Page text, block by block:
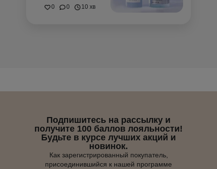
0 0 10 хв
Подпишитесь на рассылку и
получите 100 баллов лояльности!
Будьте в курсе лучших акций и
новинок.
Как зарегистрированный покупатель,
присоединившийся к нашей программе